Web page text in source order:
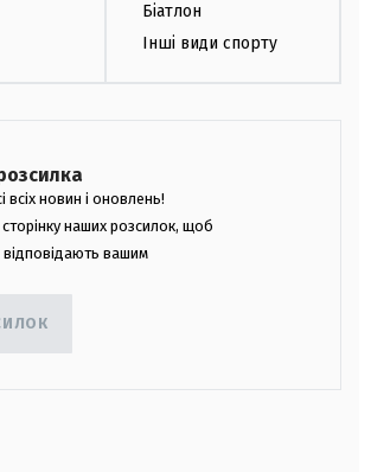
Біатлон
Інші види спорту
всіх новин і оновлень!
наших розсилок, щоб
вашим